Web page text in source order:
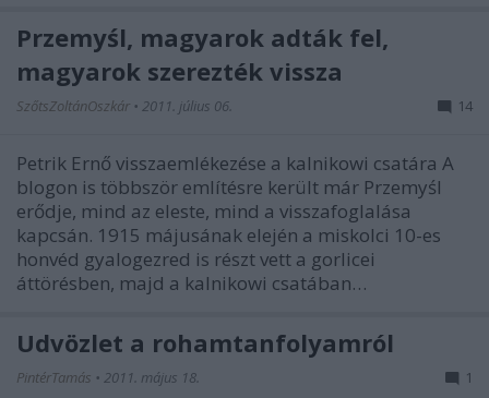
Przemyśl, magyarok adták fel,
magyarok szerezték vissza
SzőtsZoltánOszkár • 2011. július 06. 14
Petrik Ernő visszaemlékezése a kalnikowi csatára A
blogon is többször említésre került már Przemyśl
erődje, mind az eleste, mind a visszafoglalása
kapcsán. 1915 májusának elején a miskolci 10-es
honvéd gyalogezred is részt vett a gorlicei
áttörésben, majd a kalnikowi csatában…
Üdvözlet a rohamtanfolyamról
PintérTamás • 2011. május 18. 1